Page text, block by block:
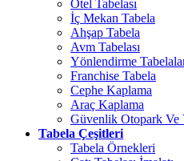
Otel Tabelası
İç Mekan Tabela
Ahşap Tabela
Avm Tabelası
Yönlendirme
Franchise Tabela
Cephe Kaplama
Araç Kaplama
Güvenlik Otopark Ve
Tabela Çeşitleri
Tabela Örnekleri